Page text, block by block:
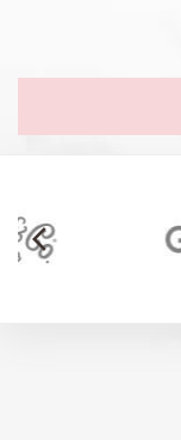
arrow_back_ios